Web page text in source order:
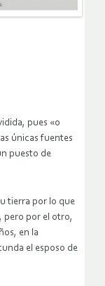
pues «o
únicas fuentes
puesto de
tierra por lo que
pero por el otro,
en la
el esposo de